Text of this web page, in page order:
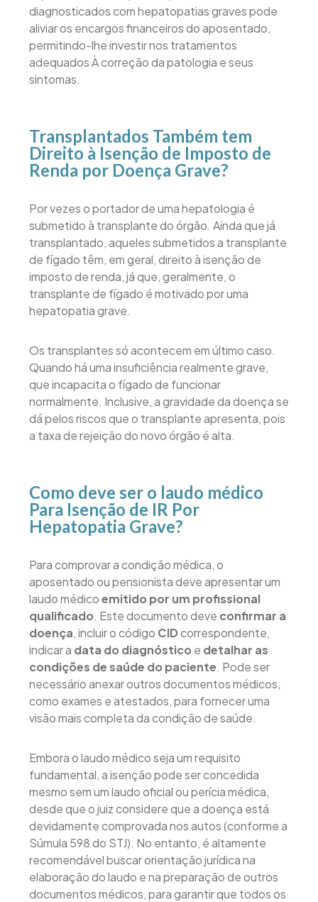
diagnosticados com hepatopatias graves pode
aliviar os encargos financeiros do aposentado,
permitindo-lhe investir nos tratamentos
adequados À correção da patologia e seus
sintomas.
Transplantados Também tem
Direito à Isenção de Imposto de
Renda por Doença Grave?
Por vezes o portador de uma hepatologia é
submetido à transplante do órgão. Ainda que já
transplantado, aqueles submetidos a transplante
de fígado têm, em geral, direito à isenção de
imposto de renda, já que, geralmente, o
transplante de fígado é motivado por uma
hepatopatia grave.
Os transplantes só acontecem em último caso.
Quando há uma insuficiência realmente grave,
que incapacita o fígado de funcionar
normalmente. Inclusive, a gravidade da doença se
dá pelos riscos que o transplante apresenta, pois
a taxa de rejeição do novo órgão é alta.
Como deve ser o laudo médico
Para Isenção de IR Por
Hepatopatia Grave?
Para comprovar a condição médica, o
aposentado ou pensionista deve apresentar um
laudo médicoemitido por um profissional
qualificado. Este documento deve confirmar a
doença, incluir o código CIDcorrespondente,
indicar a data do diagnóstico e detalhar as
condições de saúde do paciente. Pode ser
necessário anexar outros documentos médicos,
como exames e atestados, para fornecer uma
visão mais completa da condição de saúde.
Embora o laudo médico seja um requisito
fundamental, a isenção pode ser concedida
mesmo sem um laudo oficial ou perícia médica,
desde que o juiz considere que a doença está
devidamente comprovada nos autos (conforme a
Súmula 598 do STJ). No entanto, é altamente
recomendável buscar orientação jurídica na
elaboração do laudo e na preparação de outros
documentos médicos, para garantir que todos os